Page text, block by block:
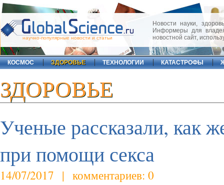
научно-популярные новости и статьи
Новости науки,
Информеры для
новостной сайт,
КОСМОС ЗДОРОВЬЕ ТЕХНОЛОГИИ КАТАСТРОФЫ
ЗДОРОВЬЕ
Ученые рассказали, как
при помощи секса
14/07/2017 | комментариев: 0